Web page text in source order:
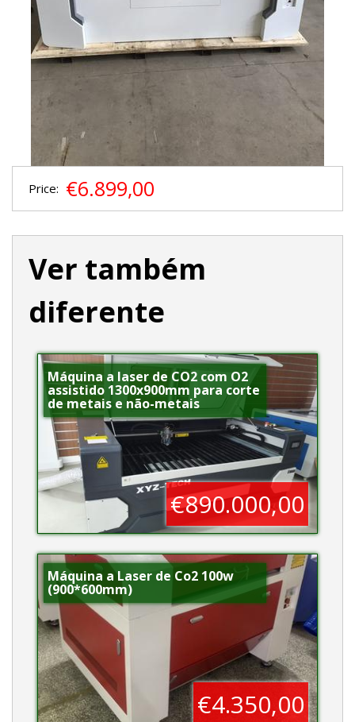
Price: €6.899,00
Ver também
diferente
Máquina a laser de CO2 com O2
assistido 1300x900mm para corte
de metais e não-metais
€890.000,00
Máquina a Laser de Co2 100w
(900*600mm)
€4.350,00